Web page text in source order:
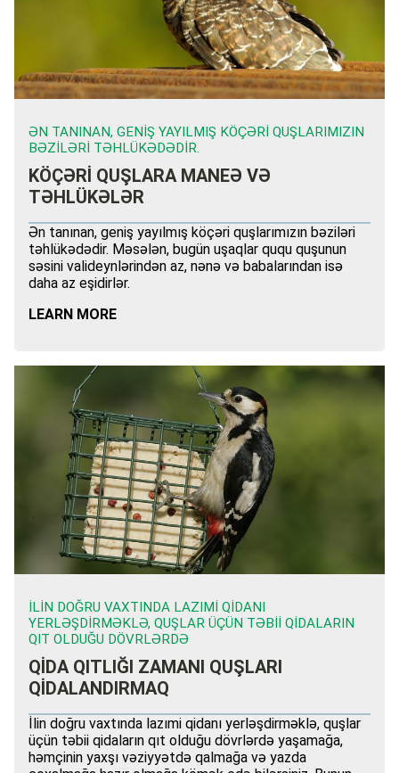
ƏN TANINAN, GENIŞ YAYILMIŞ KÖÇƏRI QUŞLARIMIZIN
BƏZILƏRI TƏHLÜKƏDƏDIR.
KÖÇƏRİ QUŞLARA MANEƏ VƏ
TƏHLÜKƏLƏR
Ən tanınan, geniş yayılmış köçəri quşlarımızın bəziləri
təhlükədədir. Məsələn, bugün uşaqlar ququ quşunun
səsini valideynlərindən az, nənə və babalarından isə
daha az eşidirlər.
LEARN MORE
İLIN DOĞRU VAXTINDA LAZIMI QIDANI
YERLƏŞDIRMƏKLƏ, QUŞLAR ÜÇÜN TƏBII QIDALARIN
QIT OLDUĞU DÖVRLƏRDƏ
QİDA QITLIĞI ZAMANI QUŞLARI
QİDALANDIRMAQ
İlin doğru vaxtında lazımi qidanı yerləşdirməklə, quşlar
üçün təbii qidaların qıt olduğu dövrlərdə yaşamağa,
həmçinin yaxşı vəziyyətdə qalmağa və yazda